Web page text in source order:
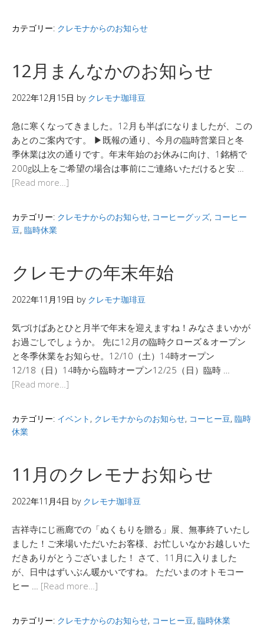
カテゴリー: クレモナからのお知らせ
12月まんなかのお知らせ
2022年12月15日 by クレモナ珈琲豆
急に寒くなってきました。12月も半ばになりましたが、この
あとのご案内です。 ▶︎既報の通り、今月の臨時営業日と冬
季休業は次の通りです。年末年始のお休みに向け、1銘柄で
200g以上をご希望の場合は事前にご連絡いただけると安 …
[Read more…]
カテゴリー: クレモナからのお知らせ, コーヒーグッズ, コーヒー
豆, 臨時休業
クレモナの年末年始
2022年11月19日 by クレモナ珈琲豆
気づけばあとひと月半で年末を迎えますね！みなさまいかが
お過ごしでしょうか。 先に12月の臨時クローズ＆オープン
と冬季休業をお知らせ。12/10（土）14時オープン
12/18（日）14時から臨時オープン12/25（日）臨時 …
[Read more…]
カテゴリー: イベント , クレモナからのお知らせ, コーヒー豆, 臨時
休業
11月のクレモナお知らせ
2022年11月4日 by クレモナ珈琲豆
吉祥寺にじ画廊での「ぬくもりを贈る」展、無事終了いたし
ました！ご来場いただいたお客様、お忙しいなかお越しいた
だきありがとうございました！ さて、11月に入りました
が、日中はずいぶん暖かいですね。 ただいまのオトモコー
ヒー … [Read more…]
カテゴリー: クレモナからのお知らせ, コーヒー豆, 臨時休業